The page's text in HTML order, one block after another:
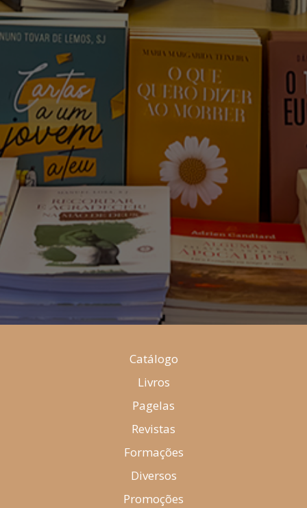
Catálogo
Livros
Pagelas
Revistas
Formações
Diversos
Promoções